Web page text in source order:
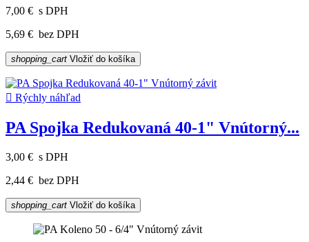
7,00 € s DPH
5,69 € bez DPH
shopping_cart Vložiť do košíka
 Rýchly náhľad
PA Spojka Redukovaná 40-1" Vnútorný...
3,00 € s DPH
2,44 € bez DPH
shopping_cart Vložiť do košíka